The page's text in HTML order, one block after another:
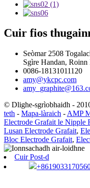
Cuir fios
Seòmar 2508
Sgìre Handan, Roinn
0086-18131011120
amy@ykcpc.com
© Dlighe-sgrìobhaidh -
teth - Mapa-làraich - AMP
Electrode Grafait le Nipple
Lusan Electrode Grafait,
Bloc Electrode Grafait,
Cuir Post-d